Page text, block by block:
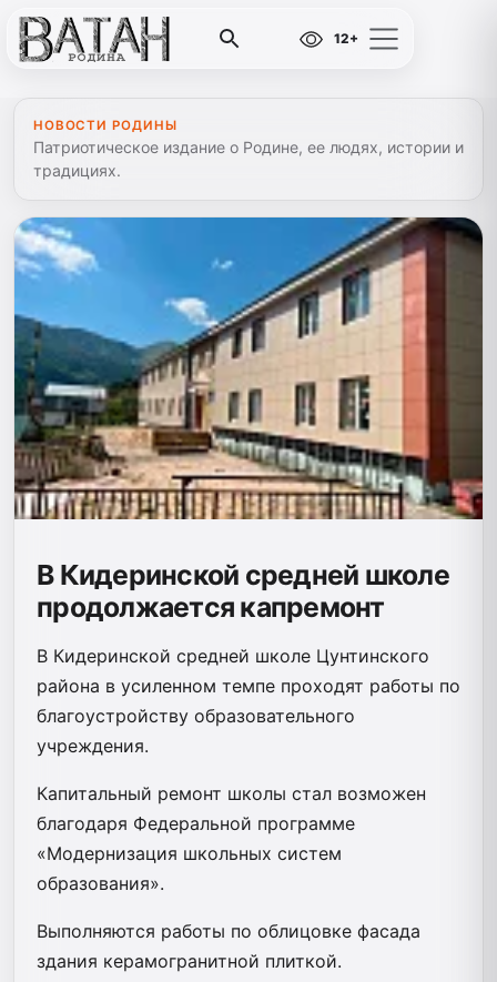
12+
НОВОСТИ РОДИНЫ
Патриотическое издание о Родине, ее людях, истории и
традициях.
В Кидеринской средней школе
продолжается капремонт
В Кидеринской средней школе Цунтинского
района в усиленном темпе проходят работы по
благоустройству образовательного
учреждения.
Капитальный ремонт школы стал возможен
благодаря Федеральной программе
«Модернизация школьных систем
образования».
Выполняются работы по облицовке фасада
здания керамогранитной плиткой.